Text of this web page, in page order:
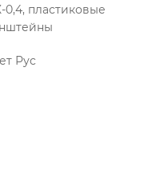
0,4, пластиковые
Рус